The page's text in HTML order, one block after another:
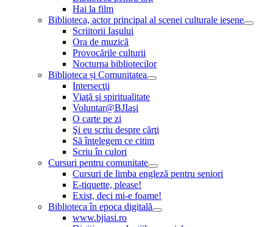
Hai la film
Biblioteca, actor principal al scenei culturale ieşene
Scriitorii Iaşului
Ora de muzică
Provocările culturii
Nocturna bibliotecilor
Biblioteca și Comunitatea
Intersecţii
Viaţă şi spiritualitate
Voluntar@BJIaşi
O carte pe zi
Şi eu scriu despre cărţi
Să înţelegem ce citim
Scriu în culori
Cursuri pentru comunitate
Cursuri de limba engleză pentru seniori
E-tiquette, please!
Exist, deci mi-e foame!
Biblioteca în epoca digitală
www.bjiasi.ro